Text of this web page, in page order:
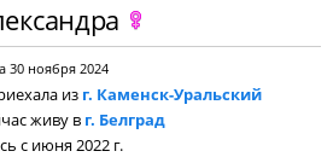
30 ноября 2024
из г. Каменск-Уральский
живу в г. Белград
с июня 2022 г.